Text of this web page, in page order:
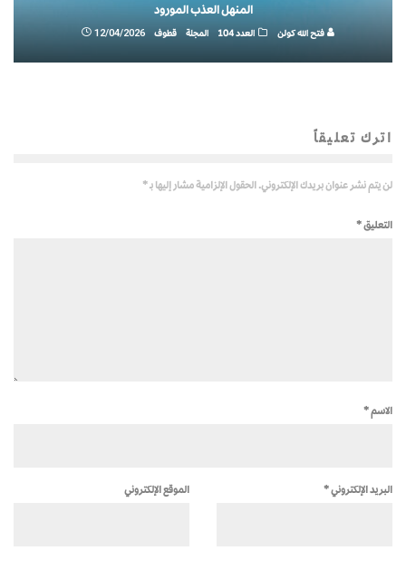
المنهل العذب المورود
فتح الله كولن العدد 104 المجلة قطوف 12/04/2026
اترك تعليقاً
لن يتم نشر عنوان بريدك الإلكتروني. الحقول الإلزامية مشار إليها بـ*
التعليق*
الاسم*
البريد الإلكتروني* الموقع الإلكتروني